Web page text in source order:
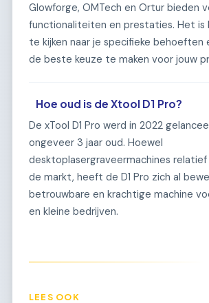
Glowforge, OMTech en Ortur bieden
functionaliteiten en prestaties. Het is
te kijken naar je specifieke behoeften
de beste keuze te maken voor jouw
Hoe oud is de Xtool D1 Pro?
De xTool D1 Pro werd in 2022
ongeveer 3 jaar oud. Hoewel
desktoplasergraveermachines relatief
de markt, heeft de D1 Pro zich al
betrouwbare en krachtige machine
en kleine bedrijven.
LEES OOK